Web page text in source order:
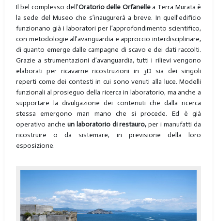
Il bel complesso dell’Oratorio delle Orfanellea Terra Murata è
la sede del Museo che s’inaugurerà a breve. In quell’edificio
funzionano già i laboratori per l’approfondimento scientifico,
con metodologie all’avanguardia e approccio interdisciplinare,
di quanto emerge dalle campagne di scavo e dei dati raccolti.
Grazie a strumentazioni d’avanguardia, tutti i rilievi vengono
elaborati per ricavarne ricostruzioni in 3D sia dei singoli
reperti come dei contesti in cui sono venuti alla luce. Modelli
funzionali al prosieguo della ricerca in laboratorio, ma anche a
supportare la divulgazione dei contenuti che dalla ricerca
stessa emergono man mano che si procede. Ed è già
operativo anche un laboratorio di restauro,per i manufatti da
ricostruire o da sistemare, in previsione della loro
esposizione.